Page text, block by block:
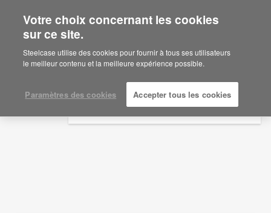
Are you in United States?
Would you like to see Products we sell in
your region?
English
Español
Idées d'aménagement
AFFICHER LES FILTRES
Votre choix concernant les cookies
sur ce site.
Steelcase utilise des cookies pour fournir à tous ses utilisateurs
le meilleur contenu et la meilleure expérience possible.
Paramètres des cookies Accepter tous les cookies